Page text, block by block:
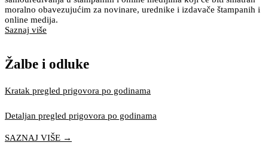
moralno obavezujućim za novinare, urednike i izdavače štampanih i
online medija.
Saznaj više
Žalbe i odluke
Kratak pregled prigovora po godinama
Detaljan pregled prigovora po godinama
SAZNAJ VIŠE →